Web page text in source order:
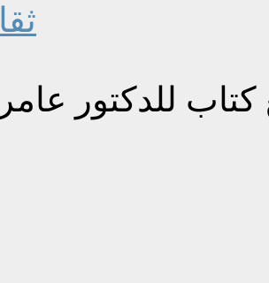
للدكتور